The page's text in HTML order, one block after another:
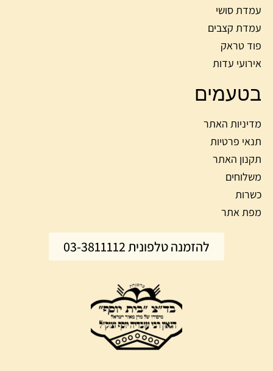
עמדת סושי
עמדת קצבים
פוד טראק
אירועי עדות
בטעמים
מדיניות האתר
תנאי פרטיות
תקנון האתר
משלוחים
כשרות
מפת אתר
להזמנה טלפונית 03-3811112